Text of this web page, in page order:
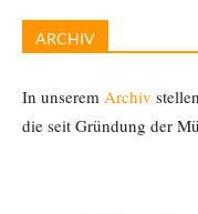
ARCHIV
In unserem Archiv
die seit Gründung der